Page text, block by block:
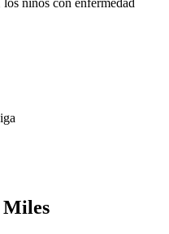
niños con enfermedad
Miles